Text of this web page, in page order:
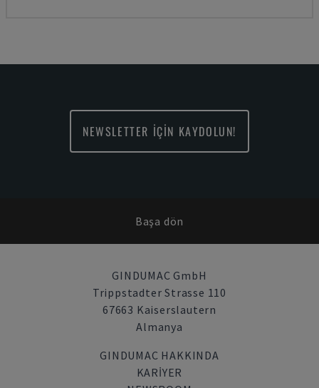
NEWSLETTER İÇİN KAYDOLUN!
Başa dön
GINDUMAC GmbH
Trippstadter Strasse 110
67663 Kaiserslautern
Almanya
GINDUMAC HAKKINDA
KARIYER